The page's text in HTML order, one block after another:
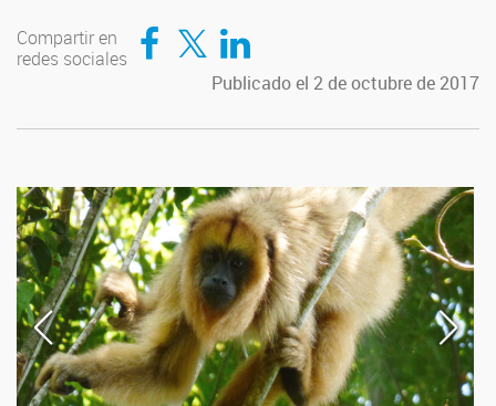
Compartir en
redes sociales
Compartir en Facebook
Compartir en TwitterCompartir en LinkedIn
Publicado el 2 de octubre de 2017